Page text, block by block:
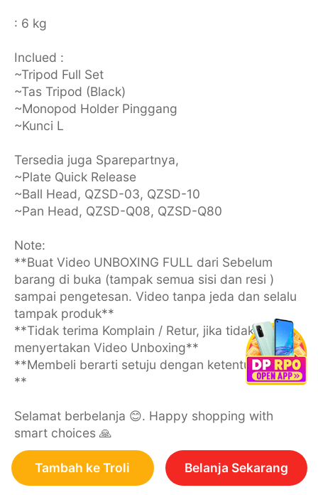
: 6 kg
Inclued :
~Tripod Full Set
~Tas Tripod (Black)
~Monopod Holder Pinggang
~Kunci L
Tersedia juga Sparepartnya,
~Plate Quick Release
~Ball Head, QZSD-03, QZSD-10
~Pan Head, QZSD-Q08, QZSD-Q80
Note:
**Buat Video UNBOXING FULL dari Sebelum
barang di buka (tampak semua sisi dan resi )
sampai pengetesan. Video tanpa jeda dan selalu
tampak produk**
**Tidak terima Komplain / Retur, jika tidak
menyertakan Video Unboxing**
**Membeli berarti setuju dengan ketentuan diatas
**
Selamat berbelanja 😊. Happy shopping with
smart choices 🙏
Tambah ke Troli Belanja Sekarang